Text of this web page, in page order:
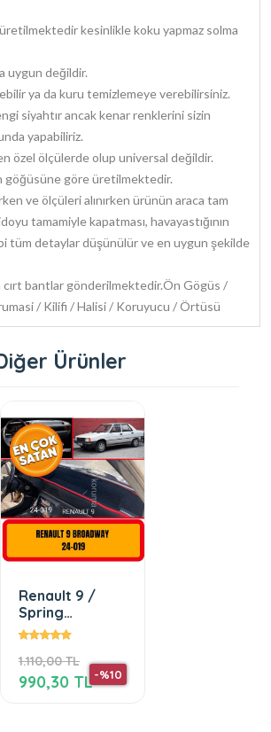
kesinlikle koku yapmaz solma
uygun değildir.
ya da kuru temizlemeye verebilirsiniz.
siyahtır ancak kenar renklerini sizin
yapabiliriz.
özel ölçülerde olup universal değildir.
göğüsüne göre üretilmektedir.
ve ölçüleri alınırken ürünün araca tam
tamamiyle kapatması, havayastığının
tüm detaylar düşünülür ve en uygun şekilde
cırt bantlar gönderilmektedir.Ön Gögüs /
/ Kilifi / Halisi / Koruyucu / Örtüsü
Ürünler
Renault 9 /
Spring
/Broadway /
Flash / Spring
Ön Gögüs /
Panel / Torpido
Korumasi /
1.110,00 TL
-%10
990,30 TL